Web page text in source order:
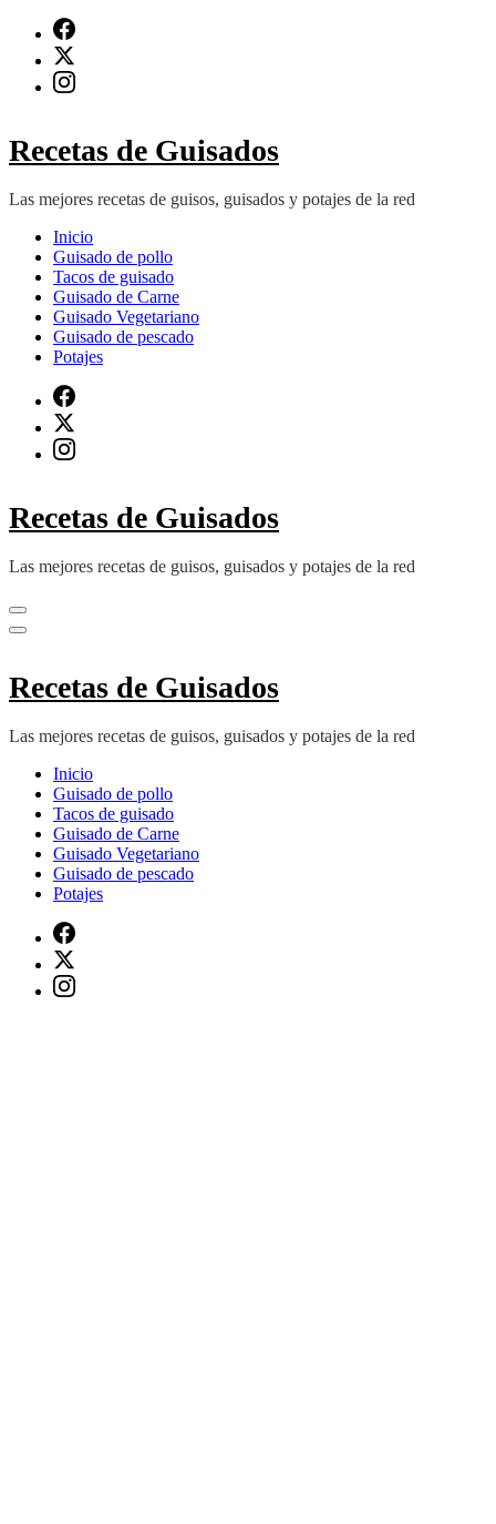
contenido
(presiona
Recetas de Guisados
Las mejores recetas de guisos, guisados y potajes de la red
Inicio
Guisado de pollo
Tacos de guisado
Guisado de Carne
Guisado Vegetariano
Guisado de pescado
Potajes
Recetas de Guisados
Las mejores recetas de guisos, guisados y potajes de la red
Recetas de Guisados
Las mejores recetas de guisos, guisados y potajes de la red
Inicio
Guisado de pollo
Tacos de guisado
Guisado de Carne
Guisado Vegetariano
Guisado de pescado
Potajes